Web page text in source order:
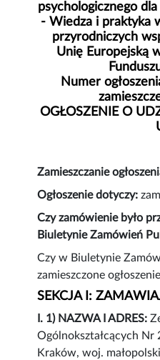
psychologicznego
- Wiedza i praktyka
przyrodniczych
Unię Europejską
Numer
OGŁOSZENIE O
Zamieszczanie
Ogłoszenie dotyczy:
Czy zamówienie było
Biuletynie Zamówień
Czy w Biuletynie
zamieszczone
SEKCJA I:
I. 1) NAZWA I ADRES:
Ogólnokształcących Nr
Kraków, woj.